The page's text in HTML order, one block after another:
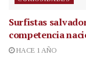
Surfistas
competencia
HACE 1 AÑO